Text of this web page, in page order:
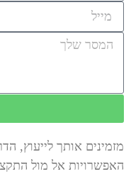
מזמינים אותך לייעוץ,
האפשרויות אל מול